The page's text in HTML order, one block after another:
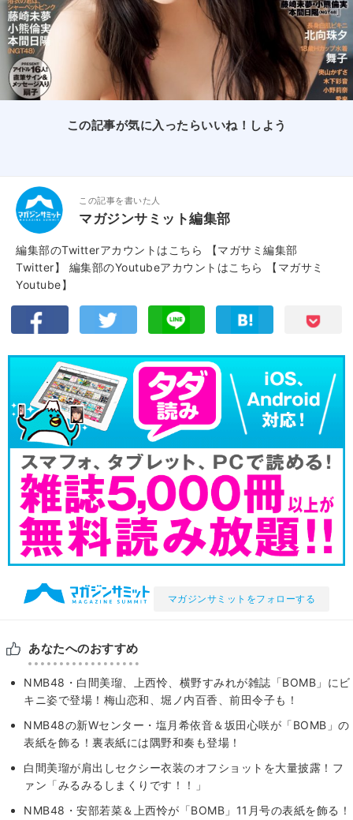
この記事が気に入ったらいいね！しよう
この記事を書いた人
マガジンサミット編集部
編集部のTwitterアカウントはこちら
【マガサミ編集部
Twitter】
編集部のYoutubeアカウントはこちら
【マガサミ
Youtube】
マガジンサミットをフォローする
あなたへのおすすめ
NMB48・白間美瑠、上西怜、横野すみれが雑誌「BOMB」にビ
キニ姿で登場！梅山恋和、堀ノ内百香、前田令子も！
NMB48の新Wセンター・塩月希依音＆坂田心咲が「BOMB」の
表紙を飾る！裏表紙には隅野和奏も登場！
白間美瑠が肩出しセクシー衣装のオフショットを大量披露！フ
ァン「みるみるしまくりです！！」
NMB48・安部若菜＆上西怜が「BOMB」11月号の表紙を飾る！